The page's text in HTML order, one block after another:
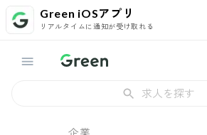
Green iOSアプリ
リアルタイムに通知が受け取れる
求人を探す
企業